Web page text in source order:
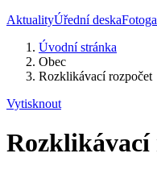
AktualityÚřední deska
Úvodní stránka
Obec
Rozklikávací rozpočet
Vytisknout
Rozklikávací